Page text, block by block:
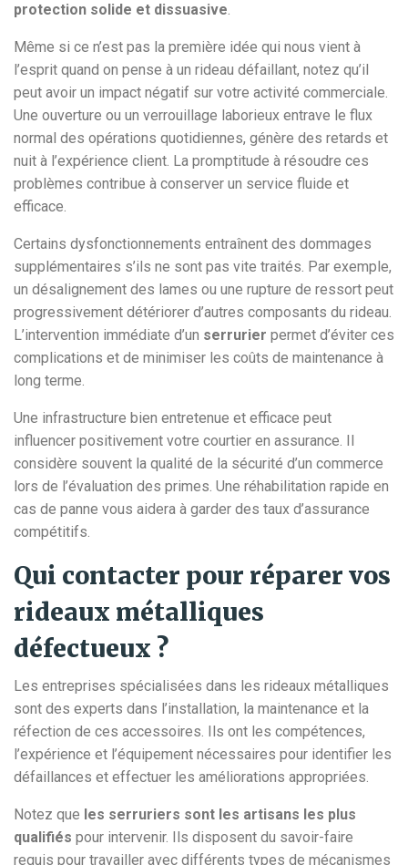
protection solide et dissuasive.
Même si ce n’est pas la première idée qui nous vient à
l’esprit quand on pense à un rideau défaillant, notez qu’il
peut avoir un impact négatif sur votre activité commerciale.
Une ouverture ou un verrouillage laborieux entrave le flux
normal des opérations quotidiennes, génère des retards et
nuit à l’expérience client. La promptitude à résoudre ces
problèmes contribue à conserver un service fluide et
efficace.
Certains dysfonctionnements entraînent des dommages
supplémentaires s’ils ne sont pas vite traités. Par exemple,
un désalignement des lames ou une rupture de ressort peut
progressivement détériorer d’autres composants du rideau.
L’intervention immédiate d’un serrurier permet d’éviter ces
complications et de minimiser les coûts de maintenance à
long terme.
Une infrastructure bien entretenue et efficace peut
influencer positivement votre courtier en assurance. Il
considère souvent la qualité de la sécurité d’un commerce
lors de l’évaluation des primes. Une réhabilitation rapide en
cas de panne vous aidera à garder des taux d’assurance
compétitifs.
Qui contacter pour réparer vos
rideaux métalliques
défectueux ?
Les entreprises spécialisées dans les rideaux métalliques
sont des experts dans l’installation, la maintenance et la
réfection de ces accessoires. Ils ont les compétences,
l’expérience et l’équipement nécessaires pour identifier les
défaillances et effectuer les améliorations appropriées.
Notez que les serruriers sont les artisans les plus
qualifiés pour intervenir. Ils disposent du savoir-faire
requis pour travailler avec différents types de mécanismes